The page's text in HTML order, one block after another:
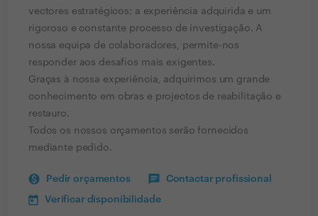
vectores estratégicos: a experiência adquirida e um
rigoroso e constante processo de investigação. A
nossa equipa de colaboradores, permite-nos
responder aos desafios mais exigentes.
Graças à nossa experiência, adquirimos um grande
conhecimento em obras e projectos de reabilitação e
restauro.
Todos os nossos orçamentos serão fornecidos
mediante pedido.
Pedir orçamentos Contactar profissional
Verificar disponibilidade